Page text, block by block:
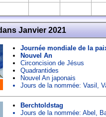
Janvier 2021
Journée mondiale de la
Nouvel An
Circoncision de Jésus
Quadrantides
Nouvel An japonais
Jours de la nommée: Vasil ,
Berchtoldstag
Jours de la nommée: Abel ,